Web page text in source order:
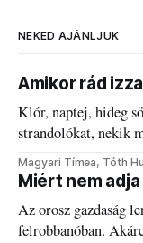
NEKED AJÁNLJUK
Amikor rád
Klór, naptej, hideg
strandolókat, nekik
kánikulát.
Magyari Tímea, Tóth
Miért nem
Az orosz gazdaság
felrobbanóban.